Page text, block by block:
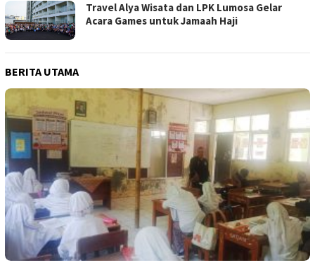
Travel Alya Wisata dan LPK Lumosa Gelar
Acara Games untuk Jamaah Haji
BERITA UTAMA